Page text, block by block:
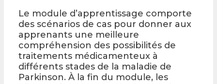
Le module d’apprentissage comporte
des scénarios de cas pour donner aux
apprenants une meilleure
compréhension des possibilités de
traitements médicamenteux à
différents stades de la maladie de
Parkinson. À la fin du module, les